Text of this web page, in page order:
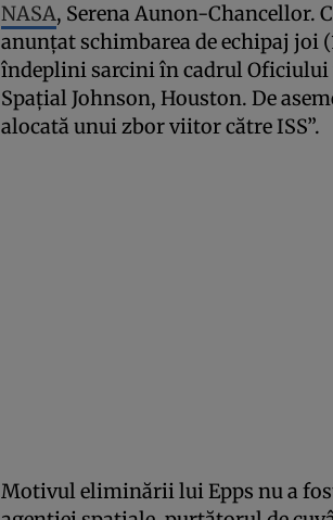
NASA, Serena Aunon-Chancellor.
anunţat schimbarea de echipaj joi
îndeplini sarcini în cadrul
Spaţial Johnson, Houston. De
alocată unui zbor viitor către ISS”.
Motivul eliminării lui Epps nu a